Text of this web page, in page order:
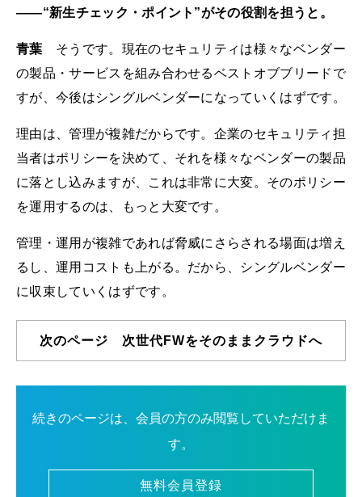
――“新生チェック・ポイント”がその役割を担うと。
青葉 そうです。現在のセキュリティは様々なベンダー
の製品・サービスを組み合わせるベストオブブリードで
すが、今後はシングルベンダーになっていくはずです。
理由は、管理が複雑だからです。企業のセキュリティ担
当者はポリシーを決めて、それを様々なベンダーの製品
に落とし込みますが、これは非常に大変。そのポリシー
を運用するのは、もっと大変です。
管理・運用が複雑であれば脅威にさらされる場面は増え
るし、運用コストも上がる。だから、シングルベンダー
に収束していくはずです。
次のページ 次世代FWをそのままクラウドへ
続きのページは、会員の方のみ閲覧していただけま
す。
無料会員登録